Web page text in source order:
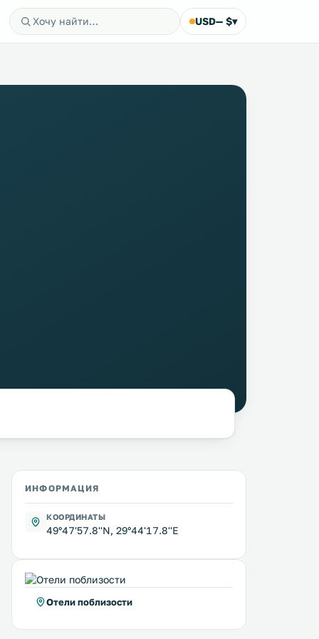
USD— $▾
ИНФОРМАЦИЯ
КООРДИНАТЫ
49°47'57.8''N, 29°44'17.8''E
Отели поблизости